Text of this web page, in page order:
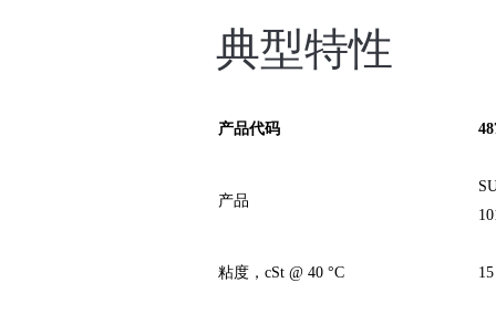
典型特性
产品代码
产品
粘度，cSt @ 40 °C 15